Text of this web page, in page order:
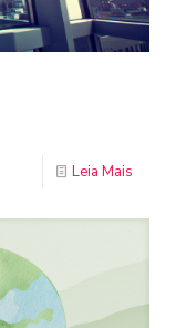
Leia Mais